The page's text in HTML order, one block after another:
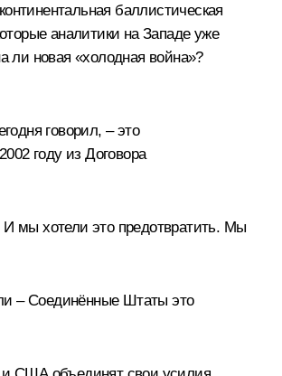
баллистическая
аналитики на Западе уже
ли новая «холодная война»?
говорил, – это
году из Договора
И мы хотели это предотвратить. Мы
– Соединённые Штаты это